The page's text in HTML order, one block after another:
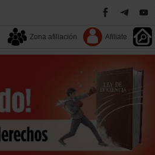
Zona afiliación Afiliate